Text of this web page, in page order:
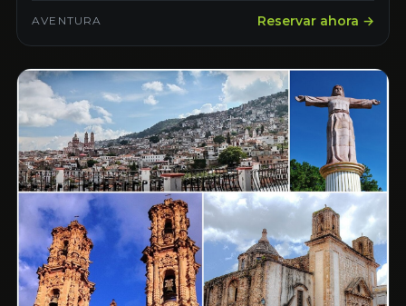
AVENTURA Reservar ahora →